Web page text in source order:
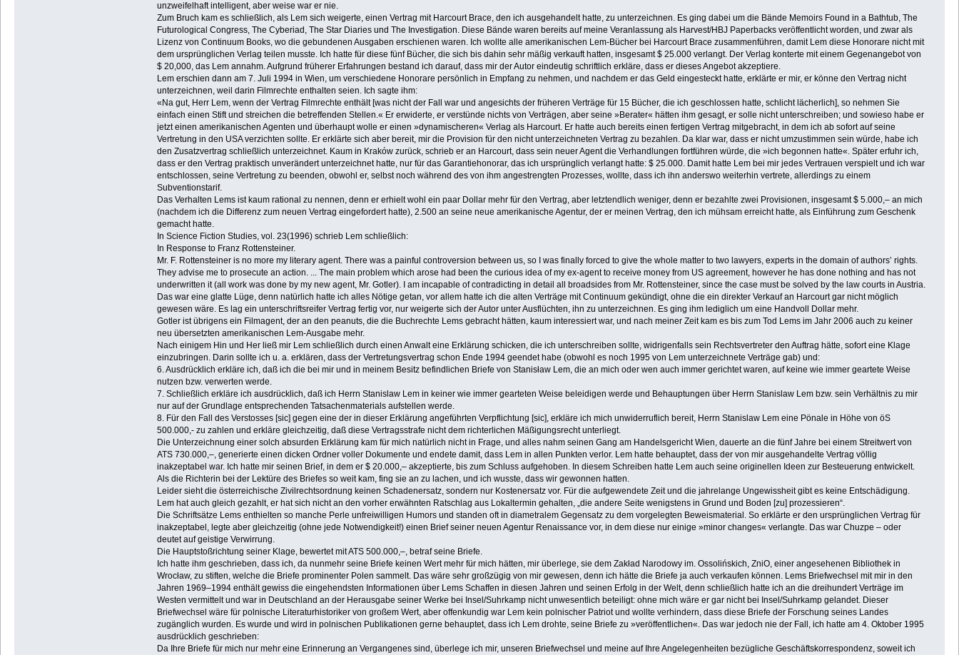
unzweifelhaft intelligent, aber weise war er nie.
Zum Bruch kam es schließlich, als Lem sich weigerte, einen Vertrag mit Harcourt Brace, den ich ausgehandelt hatte, zu unterzeichnen. Es ging dabei um die Bände Memoirs Found in a Bathtub, The
Futurological Congress, The Cyberiad, The Star Diaries und The Investigation. Diese Bände waren bereits auf meine Veranlassung als Harvest/HBJ Paperbacks veröffentlicht worden, und zwar als
Lizenz von Continuum Books, wo die gebundenen Ausgaben erschienen waren. Ich wollte alle amerikanischen Lem-Bücher bei Harcourt Brace zusammenführen, damit Lem diese Honorare nicht mit
dem ursprünglichen Verlag teilen musste. Ich hatte für diese fünf Bücher, die sich bis dahin sehr mäßig verkauft hatten, insgesamt $ 25.000 verlangt. Der Verlag konterte mit einem Gegenangebot von
$ 20,000, das Lem annahm. Aufgrund früherer Erfahrungen bestand ich darauf, dass mir der Autor eindeutig schriftlich erkläre, dass er dieses Angebot akzeptiere.
Lem erschien dann am 7. Juli 1994 in Wien, um verschiedene Honorare persönlich in Empfang zu nehmen, und nachdem er das Geld eingesteckt hatte, erklärte er mir, er könne den Vertrag nicht
unterzeichnen, weil darin Filmrechte enthalten seien. Ich sagte ihm:
«Na gut, Herr Lem, wenn der Vertrag Filmrechte enthält [was nicht der Fall war und angesichts der früheren Verträge für 15 Bücher, die ich geschlossen hatte, schlicht lächerlich], so nehmen Sie
einfach einen Stift und streichen die betreffenden Stellen.« Er erwiderte, er verstünde nichts von Verträgen, aber seine »Berater« hätten ihm gesagt, er solle nicht unterschreiben; und sowieso habe er
jetzt einen amerikanischen Agenten und überhaupt wolle er einen »dynamischeren« Verlag als Harcourt. Er hatte auch bereits einen fertigen Vertrag mitgebracht, in dem ich ab sofort auf seine
Vertretung in den USA verzichten sollte. Er erklärte sich aber bereit, mir die Provision für den nicht unterzeichneten Vertrag zu bezahlen. Da klar war, dass er nicht umzustimmen sein würde, habe ich
den Zusatzvertrag schließlich unterzeichnet. Kaum in Kraków zurück, schrieb er an Harcourt, dass sein neuer Agent die Verhandlungen fortführen würde, die »ich begonnen hatte«. Später erfuhr ich,
dass er den Vertrag praktisch unverändert unterzeichnet hatte, nur für das Garantiehonorar, das ich ursprünglich verlangt hatte: $ 25.000. Damit hatte Lem bei mir jedes Vertrauen verspielt und ich war
entschlossen, seine Vertretung zu beenden, obwohl er, selbst noch während des von ihm angestrengten Prozesses, wollte, dass ich ihn anderswo weiterhin vertrete, allerdings zu einem
Subventionstarif.
Das Verhalten Lems ist kaum rational zu nennen, denn er erhielt wohl ein paar Dollar mehr für den Vertrag, aber letztendlich weniger, denn er bezahlte zwei Provisionen, insgesamt $ 5.000,– an mich
(nachdem ich die Differenz zum neuen Vertrag eingefordert hatte), 2.500 an seine neue amerikanische Agentur, der er meinen Vertrag, den ich mühsam erreicht hatte, als Einführung zum Geschenk
gemacht hatte.
In Science Fiction Studies, vol. 23(1996) schrieb Lem schließlich:
In Response to Franz Rottensteiner.
Mr. F. Rottensteiner is no more my literary agent. There was a painful controversion between us, so I was finally forced to give the whole matter to two lawyers, experts in the domain of authors’ rights.
They advise me to prosecute an action. ... The main problem which arose had been the curious idea of my ex-agent to receive money from US agreement, however he has done nothing and has not
underwritten it (all work was done by my new agent, Mr. Gotler). I am incapable of contradicting in detail all broadsides from Mr. Rottensteiner, since the case must be solved by the law courts in Austria.
Das war eine glatte Lüge, denn natürlich hatte ich alles Nötige getan, vor allem hatte ich die alten Verträge mit Continuum gekündigt, ohne die ein direkter Verkauf an Harcourt gar nicht möglich
gewesen wäre. Es lag ein unterschriftsreifer Vertrag fertig vor, nur weigerte sich der Autor unter Ausflüchten, ihn zu unterzeichnen. Es ging ihm lediglich um eine Handvoll Dollar mehr.
Gotler ist übrigens ein Filmagent, der an den peanuts, die die Buchrechte Lems gebracht hätten, kaum interessiert war, und nach meiner Zeit kam es bis zum Tod Lems im Jahr 2006 auch zu keiner
neu übersetzten amerikanischen Lem-Ausgabe mehr.
Nach einigem Hin und Her ließ mir Lem schließlich durch einen Anwalt eine Erklärung schicken, die ich unterschreiben sollte, widrigenfalls sein Rechtsvertreter den Auftrag hätte, sofort eine Klage
einzubringen. Darin sollte ich u. a. erklären, dass der Vertretungsvertrag schon Ende 1994 geendet habe (obwohl es noch 1995 von Lem unterzeichnete Verträge gab) und:
6. Ausdrücklich erkläre ich, daß ich die bei mir und in meinem Besitz befindlichen Briefe von Stanisław Lem, die an mich oder wen auch immer gerichtet waren, auf keine wie immer geartete Weise
nutzen bzw. verwerten werde.
7. Schließlich erkläre ich ausdrücklich, daß ich Herrn Stanislaw Lem in keiner wie immer gearteten Weise beleidigen werde und Behauptungen über Herrn Stanislaw Lem bzw. sein Verhältnis zu mir
nur auf der Grundlage entsprechenden Tatsachenmaterials aufstellen werde.
8. Für den Fall des Verstosses [sic] gegen eine der in dieser Erklärung angeführten Verpflichtung [sic], erkläre ich mich unwiderruflich bereit, Herrn Stanislaw Lem eine Pönale in Höhe von öS
500.000,- zu zahlen und erkläre gleichzeitig, daß diese Vertragsstrafe nicht dem richterlichen Mäßigungsrecht unterliegt.
Die Unterzeichnung einer solch absurden Erklärung kam für mich natürlich nicht in Frage, und alles nahm seinen Gang am Handelsgericht Wien, dauerte an die fünf Jahre bei einem Streitwert von
ATS 730.000,–, generierte einen dicken Ordner voller Dokumente und endete damit, dass Lem in allen Punkten verlor. Lem hatte behauptet, dass der von mir ausgehandelte Vertrag völlig
inakzeptabel war. Ich hatte mir seinen Brief, in dem er $ 20.000,– akzeptierte, bis zum Schluss aufgehoben. In diesem Schreiben hatte Lem auch seine originellen Ideen zur Besteuerung entwickelt.
Als die Richterin bei der Lektüre des Briefes so weit kam, fing sie an zu lachen, und ich wusste, dass wir gewonnen hatten.
Leider sieht die österreichische Zivilrechtsordnung keinen Schadenersatz, sondern nur Kostenersatz vor. Für die aufgewendete Zeit und die jahrelange Ungewissheit gibt es keine Entschädigung.
Lem hat auch gleich gezahlt, er hat sich nicht an den vorher erwähnten Ratschlag aus Lokaltermin gehalten, „die andere Seite wenigstens in Grund und Boden [zu] prozessieren“.
Die Schriftsätze Lems enthielten so manche Perle unfreiwilligen Humors und standen oft in diametralem Gegensatz zu dem vorgelegten Beweismaterial. So erklärte er den ursprünglichen Vertrag für
inakzeptabel, legte aber gleichzeitig (ohne jede Notwendigkeit!) einen Brief seiner neuen Agentur Renaissance vor, in dem diese nur einige »minor changes« verlangte. Das war Chuzpe – oder
deutet auf geistige Verwirrung.
Die Hauptstoßrichtung seiner Klage, bewertet mit ATS 500.000,–, betraf seine Briefe.
Ich hatte ihm geschrieben, dass ich, da nunmehr seine Briefe keinen Wert mehr für mich hätten, mir überlege, sie dem Zakład Narodowy im. Ossolińskich, ZniO, einer angesehenen Bibliothek in
Wrocław, zu stiften, welche die Briefe prominenter Polen sammelt. Das wäre sehr großzügig von mir gewesen, denn ich hätte die Briefe ja auch verkaufen können. Lems Briefwechsel mit mir in den
Jahren 1969–1994 enthält gewiss die eingehendsten Informationen über Lems Schaffen in diesen Jahren und seinen Erfolg in der Welt, denn schließlich hatte ich an die dreihundert Verträge im
Westen vermittelt und war in Deutschland an der Herausgabe seiner Werke bei Insel/Suhrkamp nicht unwesentlich beteiligt: ohne mich wäre er gar nicht bei Insel/Suhrkamp gelandet. Dieser
Briefwechsel wäre für polnische Literaturhistoriker von großem Wert, aber offenkundig war Lem kein polnischer Patriot und wollte verhindern, dass diese Briefe der Forschung seines Landes
zugänglich wurden. Es wurde und wird in polnischen Publikationen gerne behauptet, dass ich Lem drohte, seine Briefe zu »veröffentlichen«. Das war jedoch nie der Fall, ich hatte am 4. Oktober 1995
ausdrücklich geschrieben:
Da Ihre Briefe für mich nur mehr eine Erinnerung an Vergangenes sind, überlege ich mir, unseren Briefwechsel und meine auf Ihre Angelegenheiten bezügliche Geschäftskorrespondenz, soweit ich